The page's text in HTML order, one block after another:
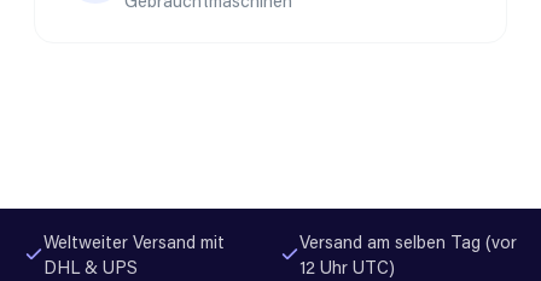
Weltweiter Versand mit
DHL & UPS
Versand am selben Tag (vor
12 Uhr UTC)